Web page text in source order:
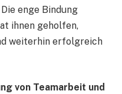
enge Bindung
ihnen geholfen,
weiterhin erfolgreich
von Teamarbeit und